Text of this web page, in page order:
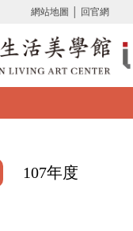
網站地圖 回官網
107年度